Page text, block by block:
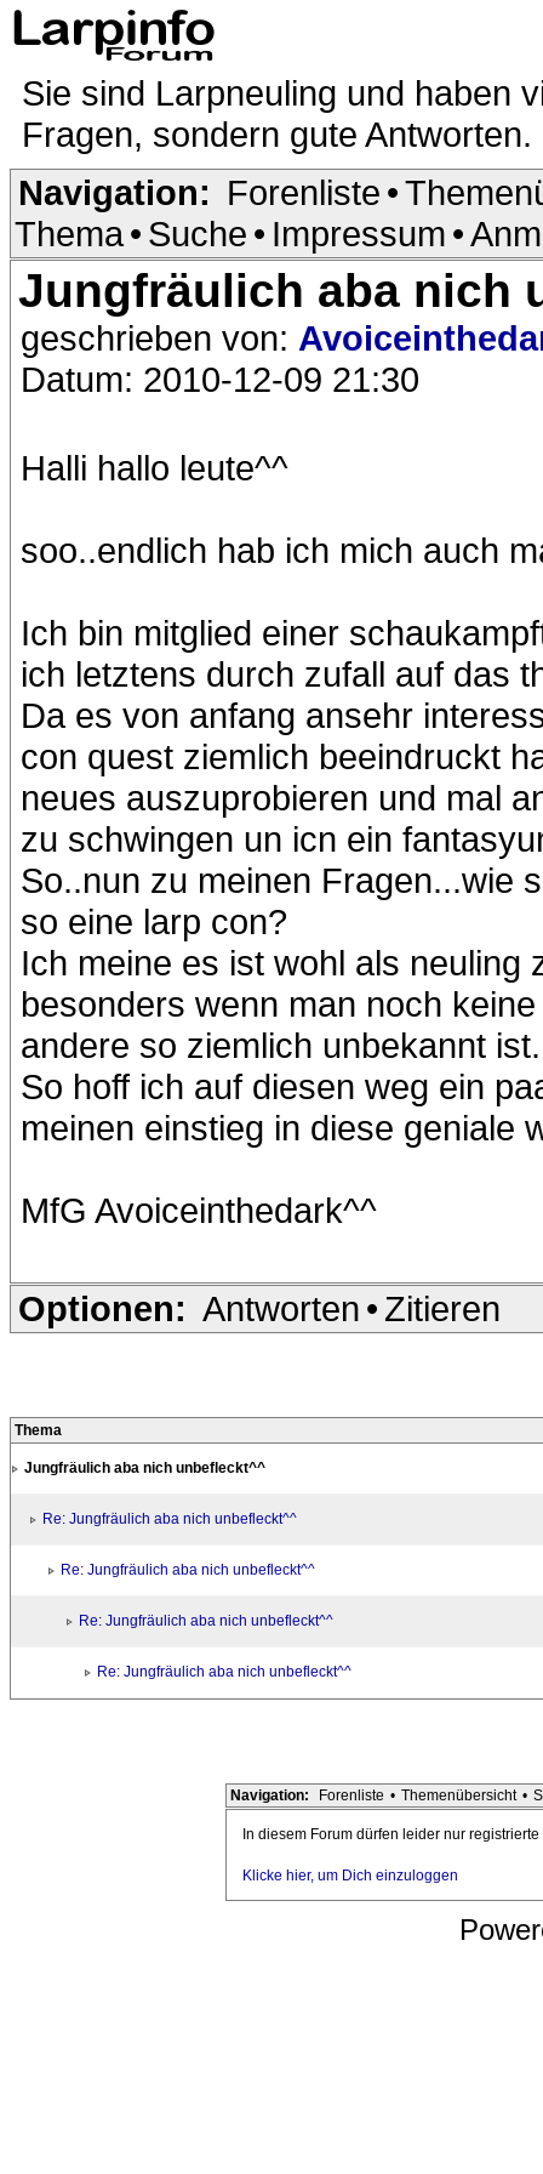
Sie sind Larpneuling und haben
Fragen, sondern gute Antworten.
Navigation: Forenliste •
Thema• Suche • Impressum •
Jungfräulich aba nich
geschrieben von:
Datum: 2010-12-09 21:30
Halli hallo leute^^
soo..endlich hab ich mich auch
Ich bin mitglied einer
ich letztens durch zufall auf das
Da es von anfang ansehr
con quest ziemlich beeindruckt
neues auszuprobieren und mal
zu schwingen un icn ein
So..nun zu meinen Fragen...wie
so eine larp con?
Ich meine es ist wohl als
besonders wenn man noch
andere so ziemlich unbekannt ist.
So hoff ich auf diesen weg ein
meinen einstieg in diese geniale
MfG Avoiceinthedark^^
Optionen: Antworten • Zitieren
Thema
Jungfräulich aba nich unbefleckt^^
Re: Jungfräulich aba nich unbefleckt^^
Re: Jungfräulich aba nich unbefleckt^^
Re: Jungfräulich aba nich unbefleckt^^
Re: Jungfräulich aba nich unbefleckt^^
Navigation: Forenliste • Themenübersicht •
In diesem Forum dürfen leider nur
Klicke hier, um Dich einzuloggen